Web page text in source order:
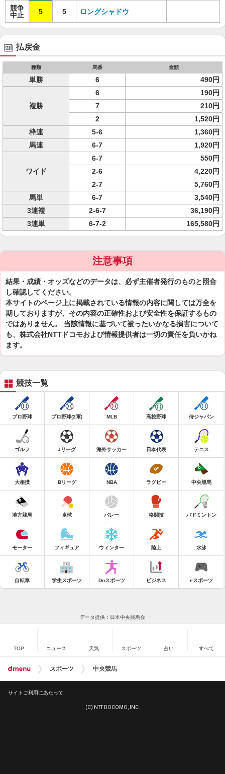
競争
中止
5 5 ロングシャドウ
払戻金
種類 馬番 金額
単勝 6 490円
複勝
6
190円
7
210円
2
1,520円
枠連
5-6
1,360円
馬連
6-7 1,920円
ワイド
6-7
550円
2-6
4,220円
2-7
5,760円
馬単
6-7
3,540円
3連複
2-6-7
36,190円
3連単
6-7-2 165,580円
注意事項
結果・成績・オッズなどのデータは、必ず主催者発行のものと照合
し確認してください。
本サイトのページ上に掲載されている情報の内容に関しては万全を
期しておりますが、その内容の正確性および安全性を保証するもの
ではありません。 当該情報に基づいて被ったいかなる損害について
も、株式会社NTTドコモおよび情報提供者は一切の責任を負いかね
ます。
競技一覧
プロ野球 プロ野球(2軍) MLB 高校野球 侍ジャパン
ゴルフ Jリーグ 海外サッカー 日本代表 テニス
大相撲 Bリーグ NBA ラグビー 中央競馬
地方競馬 卓球 バレー 格闘技 バドミントン
モーター フィギュア ウィンター 陸上 水泳
自転車 学生スポーツ Doスポーツ ビジネス eスポーツ
データ提供：日本中央競馬会
TOP ニュース 天気 スポーツ 占い すべて
スポーツ 中央競馬
サイトご利用にあたって
(C) NTT DOCOMO, INC.